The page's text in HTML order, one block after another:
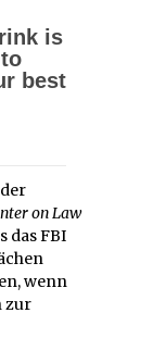
on Law
das FBI
wenn
zur